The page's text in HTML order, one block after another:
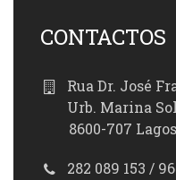
CONTACTOS
Rua Dr. José
Urb. Marina
8600-707 Lagos
282 089 153 /